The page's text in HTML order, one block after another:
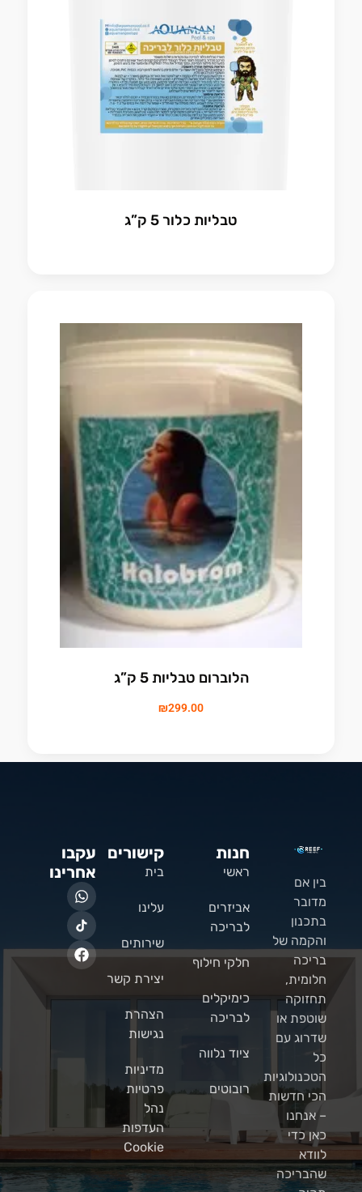
טבליות כלור 5 ק”ג
הלוברום טבליות 5 ק”ג
₪299.00
בין אם
מדובר
בתכנון
והקמה של
בריכה
חלומית,
תחזוקה
שוטפת או
שדרוג עם
כל
הטכנולוגיות
הכי חדשות
– אנחנו
כאן כדי
לוודא
שהבריכה
חנות
ראשי
אביזרים
לבריכה
חלקי חילוף
כימיקלים
לבריכה
ציוד נלווה
רובוטים
קישורים
בית
עלינו
שירותים
יצירת קשר
הצהרת
נגישות
מדיניות
פרטיות
נהל
העדפות
Cookie
עקבו
אחרינו